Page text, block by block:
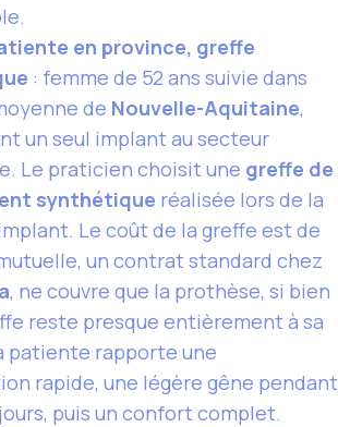
en province, greffe
: femme de 52 ans suivie dans
de Nouvelle-Aquitaine,
un seul implant au secteur
Le praticien choisit une greffe de
synthétique réalisée lors de la
Le coût de la greffe est de
un contrat standard chez
, ne couvre que la prothèse, si bien
reste presque entièrement à sa
patiente rapporte une
rapide, une légère gêne pendant
puis un confort complet.